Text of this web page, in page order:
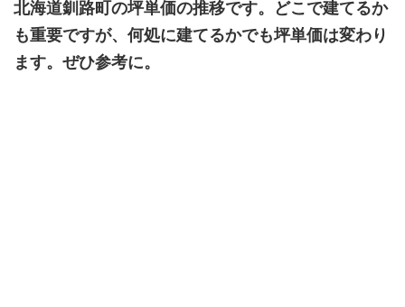
北海道釧路町の坪単価の推移です。どこで建てるか
も重要ですが、何処に建てるかでも坪単価は変わり
ます。ぜひ参考に。